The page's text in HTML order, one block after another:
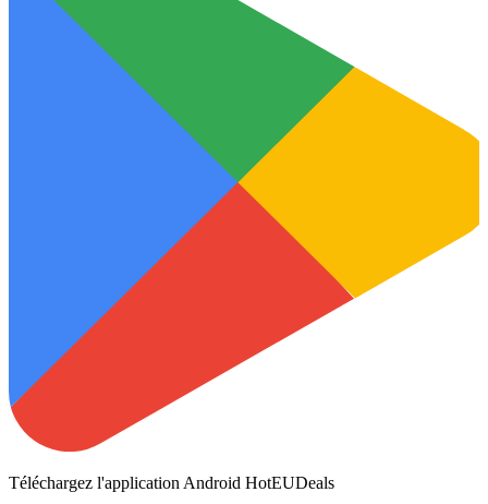
Téléchargez l'application Android HotEUDeals